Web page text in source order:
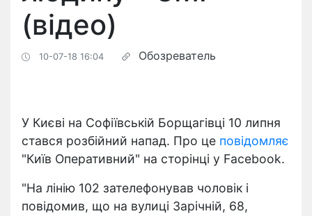
(відео)
10-07-18 16:04 Обозреватель
У Києві на Софіївській Борщагівці 10 липня
стався розбійний напад. Про це повідомляє
"Київ Оперативний" на сторінці у Facebook.
"На лінію 102 зателефонував чоловік і
повідомив, що на вулиці Зарічній, 68,